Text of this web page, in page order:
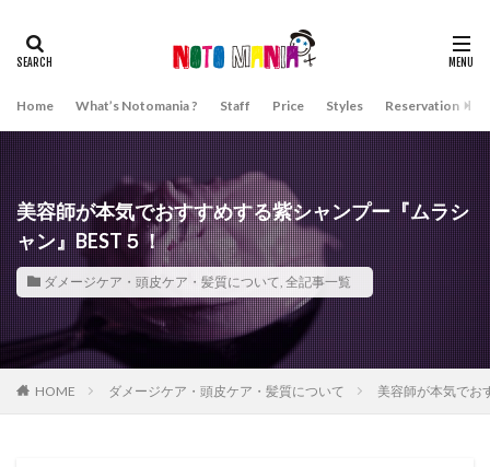
Home What’s Notomania ? Staff Price Styles Reservation
美容師が本気でおすすめする紫シャンプー『ムラシ
ャン』BEST５！
ダメージケア・頭皮ケア・髪質について, 全記事一覧
HOME ダメージケア・頭皮ケア・髪質について 美容師が本気でお